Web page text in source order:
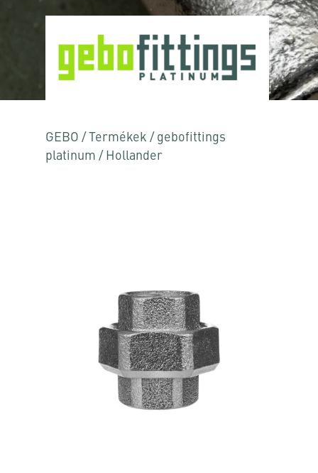
GEBO / Termékek / gebofittings
platinum / Hollander